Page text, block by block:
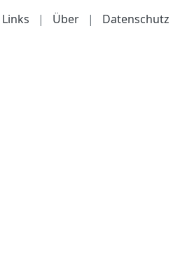
Links | Über | Datenschutz